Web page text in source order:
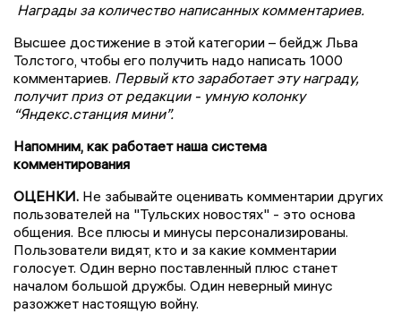
Награды за количество написанных комментариев.
Высшее достижение в этой категории – бейдж Льва
Толстого, чтобы его получить надо написать 1000
комментариев. Первый кто заработает эту награду,
получит приз от редакции - умную колонку
“Яндекс.станция мини”.
Напомним, как работает наша система
комментирования
ОЦЕНКИ. Не забывайте оценивать комментарии других
пользователей на "Тульских новостях" - это основа
общения. Все плюсы и минусы персонализированы.
Пользователи видят, кто и за какие комментарии
голосует. Один верно поставленный плюс станет
началом большой дружбы. Один неверный минус
разожжет настоящую войну.